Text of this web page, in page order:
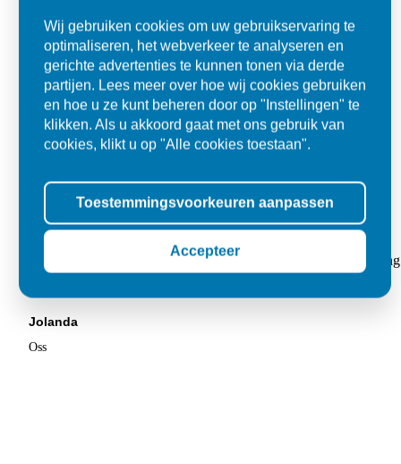
Super
"Goed geholpen bij aankoop en zeer klantvriendelijk. De
Jolanda
Oss
Wij gebruiken cookies om uw gebruikservaring te
optimaliseren, het webverkeer te analyseren en
gerichte advertenties te kunnen tonen via derde
partijen. Lees meer over hoe wij cookies gebruiken
en hoe u ze kunt beheren door op "Instellingen" te
klikken. Als u akkoord gaat met ons gebruik van
cookies, klikt u op "Alle cookies toestaan".
Toestemmingsvoorkeuren aanpassen
Accepteer